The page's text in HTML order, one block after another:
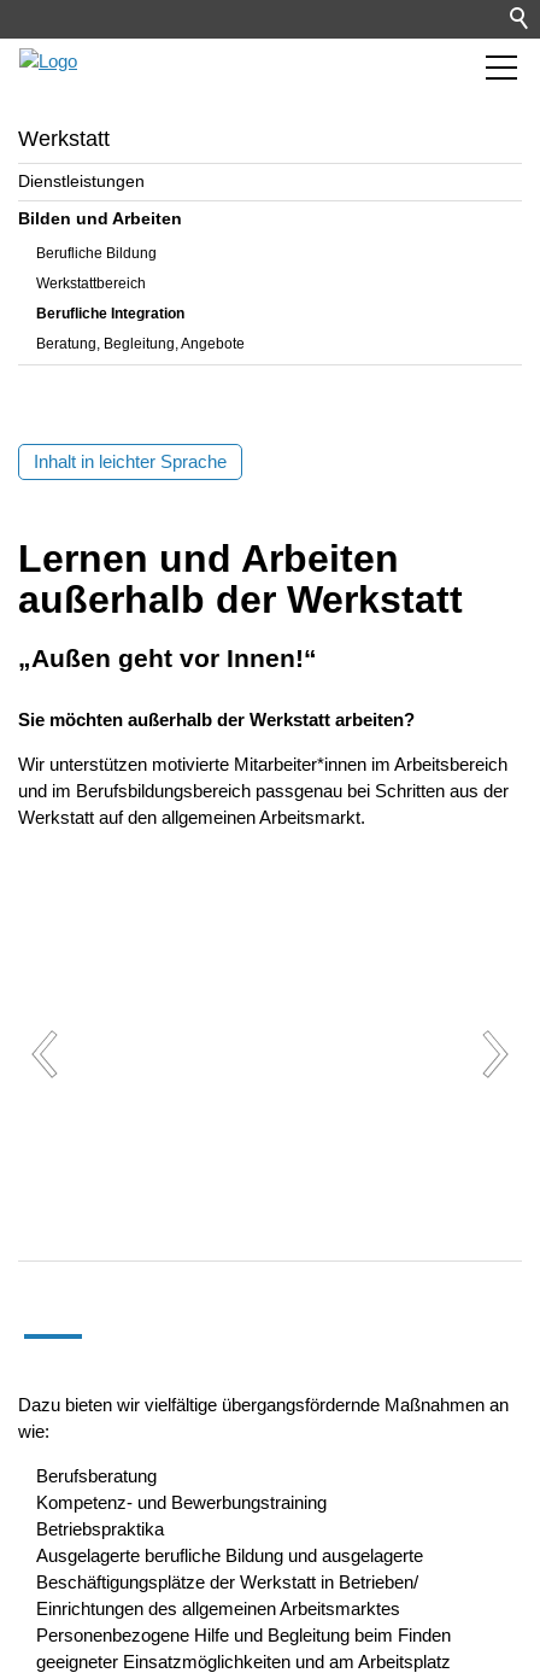
Werkstatt
Dienstleistungen
Bilden und Arbeiten
Berufliche Bildung
Werkstattbereich
Berufliche Integration
Beratung, Begleitung, Angebote
Inhalt in leichter Sprache
Lernen und Arbeiten
außerhalb der Werkstatt
„Außen geht vor Innen!“
Sie möchten außerhalb der Werkstatt arbeiten?
Wir unterstützen motivierte Mitarbeiter*innen im Arbeitsbereich
und im Berufsbildungsbereich passgenau bei Schritten aus der
Werkstatt auf den allgemeinen Arbeitsmarkt.
Dazu bieten wir vielfältige übergangsfördernde Maßnahmen an
wie:
Berufsberatung
Kompetenz- und Bewerbungstraining
Betriebspraktika
Ausgelagerte berufliche Bildung und ausgelagerte
Beschäftigungsplätze der Werkstatt in Betrieben/
Einrichtungen des allgemeinen Arbeitsmarktes
Personenbezogene Hilfe und Begleitung beim Finden
geeigneter Einsatzmöglichkeiten und am Arbeitsplatz